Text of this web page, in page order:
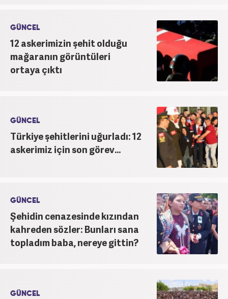
GÜNCEL
12 askerimizin şehit olduğu
mağaranın görüntüleri
ortaya çıktı
GÜNCEL
Türkiye şehitlerini uğurladı: 12
askerimiz için son görev...
GÜNCEL
Şehidin cenazesinde kızından
kahreden sözler: Bunları sana
topladım baba, nereye gittin?
GÜNCEL